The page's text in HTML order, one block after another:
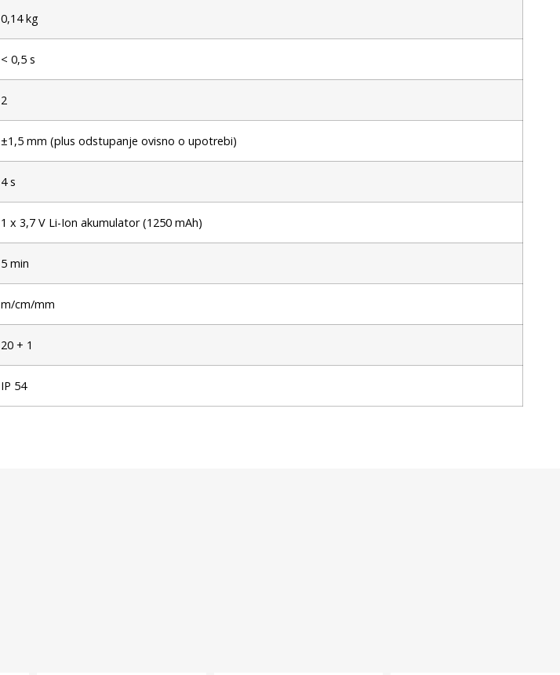
0,14 kg
< 0,5 s
2
±1,5 mm (plus odstupanje ovisno o upotrebi)
4 s
1 x 3,7 V Li-Ion akumulator (1250 mAh)
5 min
m/cm/mm
20 + 1
IP 54